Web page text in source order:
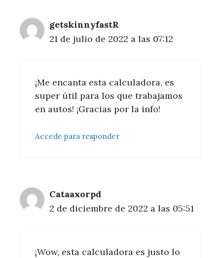
getskinnyfastR
21 de julio de 2022 a las 07:12
¡Me encanta esta calculadora, es
super útil para los que trabajamos
en autos! ¡Gracias por la info!
Accede para responder
Cataaxorpd
2 de diciembre de 2022 a las 05:51
¡Wow, esta calculadora es justo lo